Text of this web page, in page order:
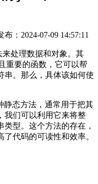
布： 2024-07-09 14:57:11
来处理数据和对象。其
重要的函数，它可以帮
串。那么，具体该如何使
静态方法，通常用于把其
我们可以利用它来将整
型。这个方法的存在，
代码的可读性和效率。